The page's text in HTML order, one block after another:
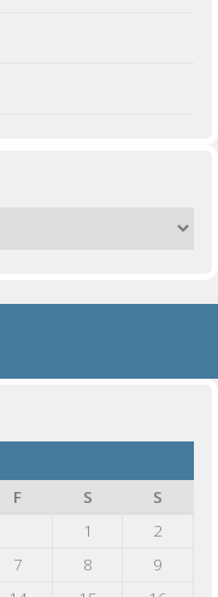
F S
S
1
2
7 8
9